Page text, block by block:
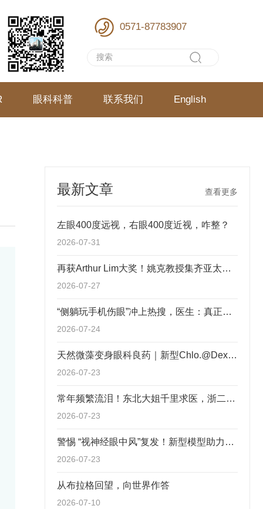
0571-87783907
眼科科普 联系我们 English
最新文章 查看更多
左眼400度远视，右眼400度近视，咋整？
2026-07-31
再获Arthur Lim大奖！姚克教授集齐亚太眼科三项顶级学术荣誉
2026-07-27
“侧躺玩手机伤眼”冲上热搜，医生：真正需要警惕的是它！
2026-07-24
天然微藻变身眼科良药｜新型Chlo.@Dex凝胶实现MGD脂质补充+腺体修复双重治疗
2026-07-23
常年频繁流泪！东北大姐千里求医，浙二眼科微创技术精准根治
2026-07-23
警惕 “视神经眼中风”复发！新型模型助力精准风险预警
2026-07-23
从布拉格回望，向世界作答
2026-07-10